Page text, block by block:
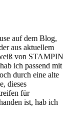
auf dem Blog,
aus aktuellem
von STAMPIN
ich passend mit
durch eine alte
dieses
für
ist, hab ich